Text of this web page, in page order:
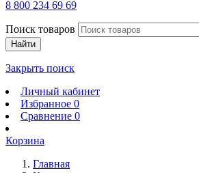
8 800 234 69 69
Поиск товаров
Найти
Закрыть поиск
Личный кабинет
Избранное 0
Сравнение 0
Корзина
Главная